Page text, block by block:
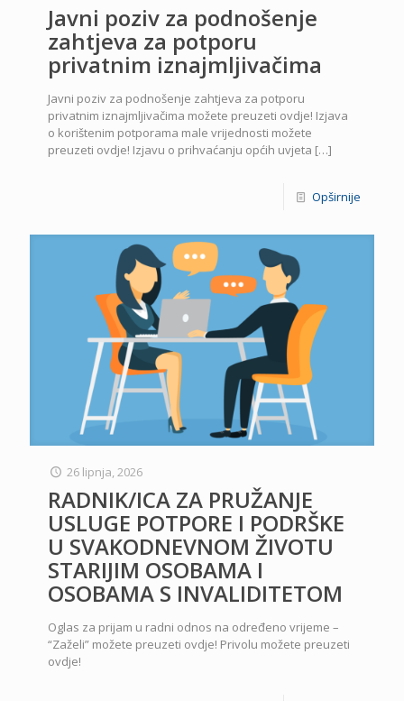
Javni poziv za podnošenje
zahtjeva za potporu
privatnim iznajmljivačima
Javni poziv za podnošenje zahtjeva za potporu
privatnim iznajmljivačima možete preuzeti ovdje! Izjava
o korištenim potporama male vrijednosti možete
preuzeti ovdje! Izjavu o prihvaćanju općih uvjeta […]
Opširnije
26 lipnja, 2026
RADNIK/ICA ZA PRUŽANJE
USLUGE POTPORE I PODRŠKE
U SVAKODNEVNOM ŽIVOTU
STARIJIM OSOBAMA I
OSOBAMA S INVALIDITETOM
Oglas za prijam u radni odnos na određeno vrijeme –
“Zaželi” možete preuzeti ovdje! Privolu možete preuzeti
ovdje!